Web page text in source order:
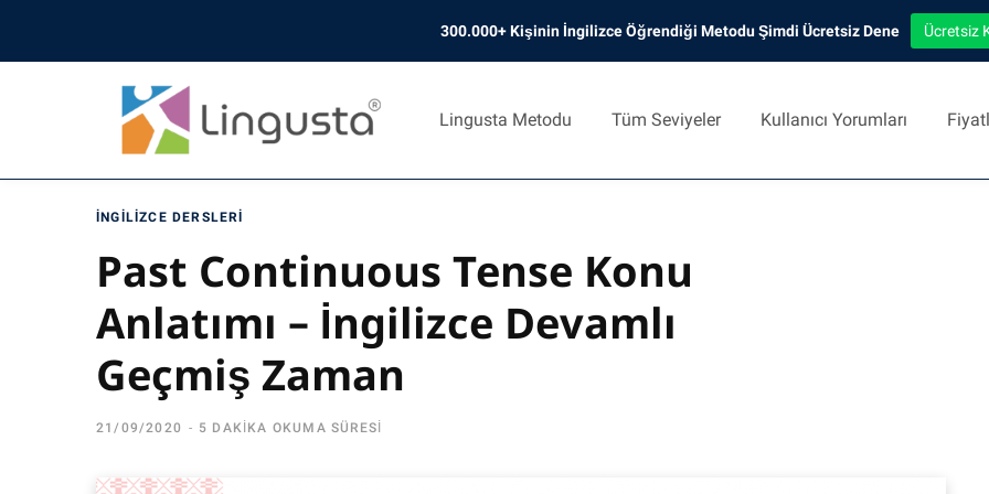
Lingusta Metodu Tüm Seviyeler Kullanıcı Yorumları
İNGILIZCE DERSLERI
Past Continuous Tense Konu
Anlatımı – İngilizce Devamlı
Geçmiş Zaman
21/09/2020 5 DAKIKA OKUMA SÜRESI
300.000+ Kişinin İngilizce Öğrendiği Metodu Şimdi Ücretsiz Dene Ücretsiz